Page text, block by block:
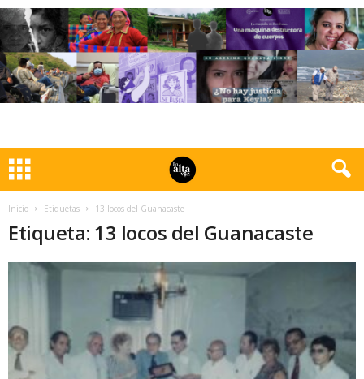
Inicio Etiquetas 13 locos del Guanacaste
Etiqueta: 13 locos del Guanacaste